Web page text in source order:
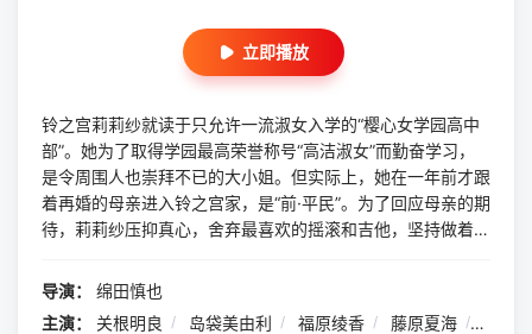
立即播放
铃之宫莉莉纱就读于只允许一流淑女入学的“樱心女学园高中
部”。她为了取得学园最高荣誉称号“高洁淑女”而勤奋学习，
是令周围人也崇拜不已的大小姐。但实际上，她在一年前才跟
着再婚的母亲进入铃之宫家，是“前·平民”。为了回应母亲的期
待，莉莉纱压抑真心，舍弃最喜欢的摇滚和吉他，坚持做着大
机缘巧合之下，目睹了打架子鼓的音羽…… 大小姐×摇滚！？
导演：
绵田慎也
主演：
关根明良 / 岛袋美由利 / 福原绫香 / 藤原夏海 /